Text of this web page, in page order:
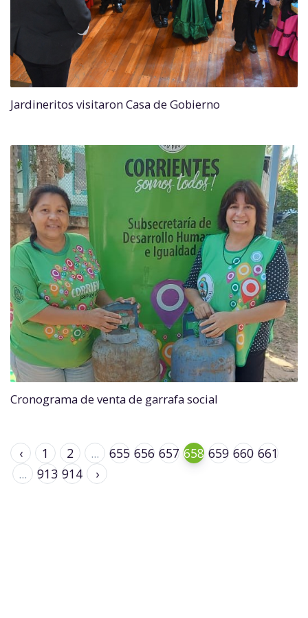
Jardineritos visitaron Casa de Gobierno
Cronograma de venta de garrafa social
‹ 1 2 ... 655 656 657 658 659 660 661
...
913 914 ›